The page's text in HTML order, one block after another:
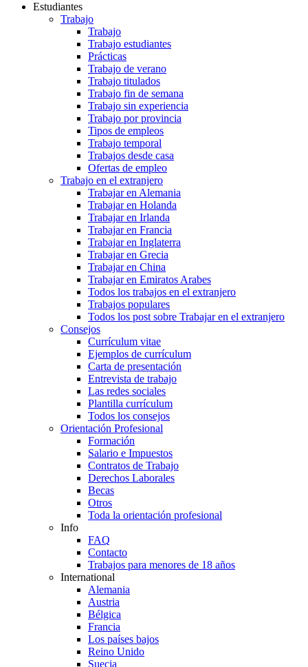
Estudiantes
Trabajo
Trabajo
Trabajo estudiantes
Prácticas
Trabajo de verano
Trabajo titulados
Trabajo fin de semana
Trabajo sin experiencia
Trabajo por provincia
Tipos de empleos
Trabajo temporal
Trabajos desde casa
Ofertas de empleo
Trabajo en el extranjero
Trabajar en Alemania
Trabajar en Holanda
Trabajar en Irlanda
Trabajar en Francia
Trabajar en Inglaterra
Trabajar en Grecia
Trabajar en China
Trabajar en Emiratos Arabes
Todos los trabajos en el extranjero
Trabajos populares
Todos los post sobre Trabajar en el extranjero
Consejos
Currículum vitae
Ejemplos de currículum
Carta de presentación
Entrevista de trabajo
Las redes sociales
Plantilla currículum
Todos los consejos
Orientación Profesional
Formación
Salario e Impuestos
Contratos de Trabajo
Derechos Laborales
Becas
Otros
Toda la orientación profesional
Info
FAQ
Contacto
Trabajos para menores de 18 años
International
Alemania
Austria
Bélgica
Francia
Los países bajos
Reino Unido
Suecia